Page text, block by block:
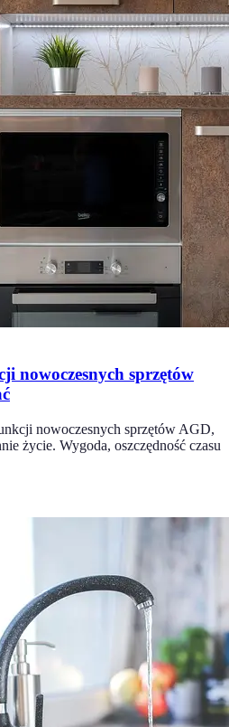
nowoczesnych sprzętów
nowoczesnych sprzętów AGD,
życie. Wygoda, oszczędność czasu